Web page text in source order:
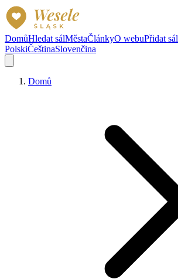
DomůHledat sálMěstaČlánkyO webuPřidat sál
PolskiČeštinaSlovenčina
Domů